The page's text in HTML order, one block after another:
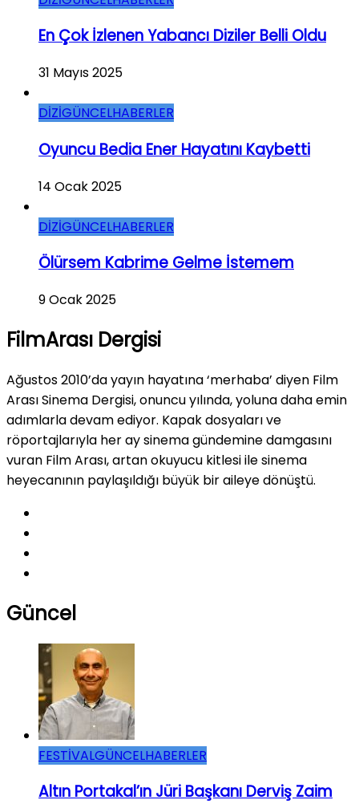
En Çok İzlenen Yabancı Diziler Belli Oldu
31 Mayıs 2025
DİZİGÜNCELHABERLER
Oyuncu Bedia Ener Hayatını Kaybetti
14 Ocak 2025
DİZİGÜNCELHABERLER
Ölürsem Kabrime Gelme İstemem
9 Ocak 2025
FilmArası Dergisi
Ağustos 2010’da yayın hayatına ‘merhaba’ diyen Film
Arası Sinema Dergisi, onuncu yılında, yoluna daha emin
adımlarla devam ediyor. Kapak dosyaları ve
röportajlarıyla her ay sinema gündemine damgasını
vuran Film Arası, artan okuyucu kitlesi ile sinema
heyecanının paylaşıldığı büyük bir aileye dönüştü.
Güncel
FESTİVALGÜNCELHABERLER
Altın Portakal’ın Jüri Başkanı Derviş Zaim